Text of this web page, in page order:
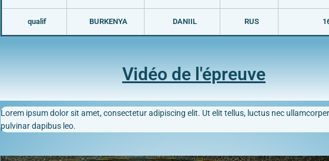
qualif BURKENYA DANIIL RUS
Vidéo de l'épreuve
Lorem ipsum dolor sit amet, consectetur adipiscing elit. Ut elit tellus, luctus nec
pulvinar dapibus leo.